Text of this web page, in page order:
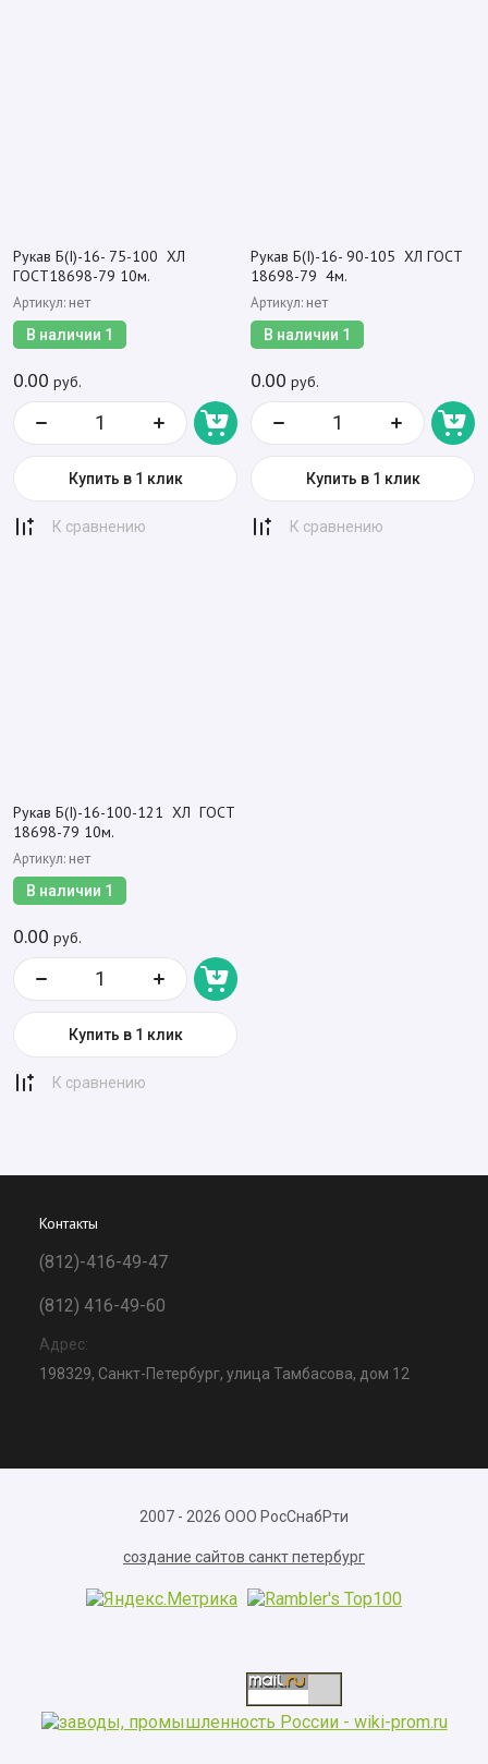
Рукав Б(I)-16- 75-100 ХЛ
ГОСТ18698-79 10м.
Артикул: нет
В наличии 1
0.00 руб.
Купить в 1 клик
К сравнению
Рукав Б(I)-16- 90-105 ХЛ ГОСТ
18698-79 4м.
Артикул: нет
В наличии 1
0.00 руб.
Купить в 1 клик
К сравнению
Рукав Б(I)-16-100-121 ХЛ ГОСТ
18698-79 10м.
Артикул: нет
В наличии 1
0.00 руб.
Купить в 1 клик
К сравнению
Контакты
(812)-416-49-47
(812) 416-49-60
Адрес:
198329, Санкт-Петербург, улица Тамбасова, дом 12
2007 - 2026 ООО РосСнабРти
создание сайтов санкт петербург